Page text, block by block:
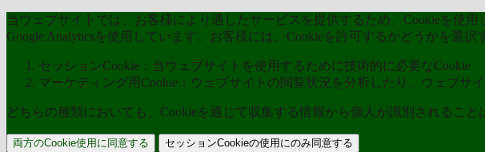
当ウェブサイトでは、お客様により適したサービスを提供するため、Cookieを使
Google Analyticsを使用しています。お客様には、Cookieを許可するかどうかを選択
セッションCookie：当ウェブサイトを使用するために技術的に必要なCookie
マーケティング用Cookie：ウェブサイトの閲覧状況を分析したり、ウェブサ
どちらの種類においても、Cookieを通じて収集する情報から個人が識別されること
両方のCookie使用に同意する セッションCookieの使用にのみ同意する